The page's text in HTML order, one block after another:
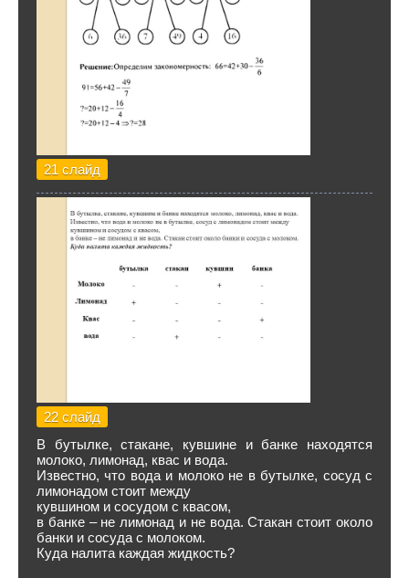
21 слайд
22 слайд
В бутылке, стакане, кувшине и банке находятся
молоко, лимонад, квас и вода.
Известно, что вода и молоко не в бутылке, сосуд с
лимонадом стоит между
кувшином и сосудом с квасом,
в банке – не лимонад и не вода. Стакан стоит около
банки и сосуда с молоком.
Куда налита каждая жидкость?